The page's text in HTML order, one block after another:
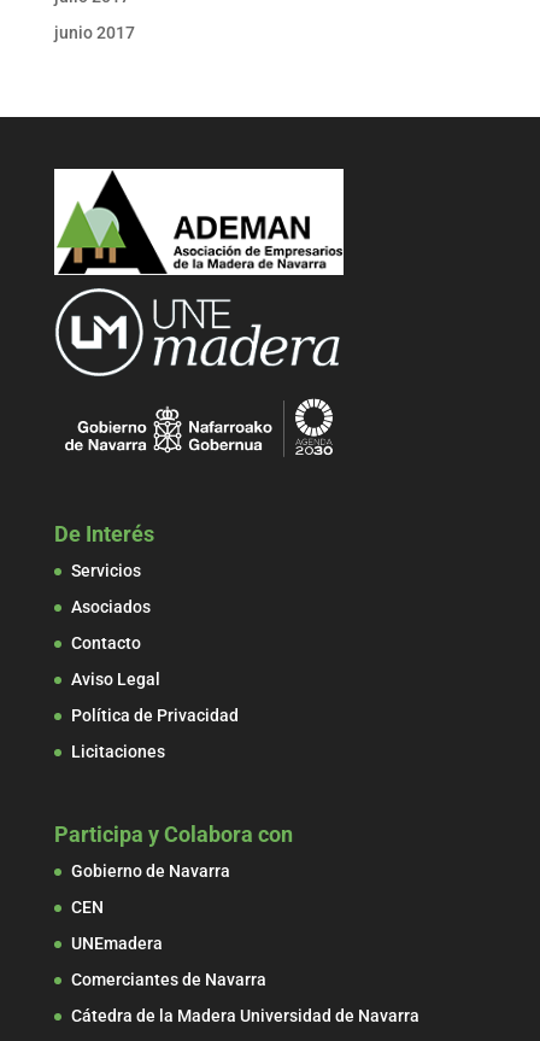
junio 2017
De Interés
Servicios
Asociados
Contacto
Aviso Legal
Política de Privacidad
Licitaciones
Participa y Colabora con
Gobierno de Navarra
CEN
UNEmadera
Comerciantes de Navarra
Cátedra de la Madera Universidad de Navarra